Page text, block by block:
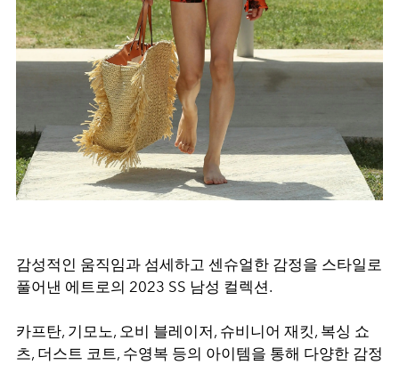
감성적인 움직임과 섬세하고 센슈얼한 감정을 스타일로
풀어낸 에트로의 2023 SS 남성 컬렉션.
카프탄, 기모노, 오비 블레이저, 슈비니어 재킷, 복싱 쇼
츠, 더스트 코트, 수영복 등의 아이템을 통해 다양한 감정